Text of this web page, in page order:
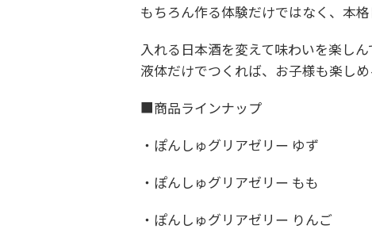
もちろん作る体験だけではなく、本
入れる日本酒を変えて味わいを楽し
液体だけでつくれば、お子様も楽し
​■商品ラインナップ
・ぽんしゅグリアゼリー ゆず
・ぽんしゅグリアゼリー もも
・ぽんしゅグリアゼリー りんご